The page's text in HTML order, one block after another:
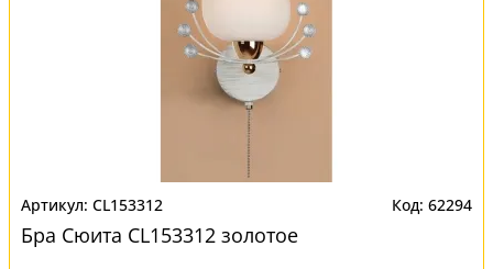
CL153312 62294
Бра Сюита CL153312 золотое